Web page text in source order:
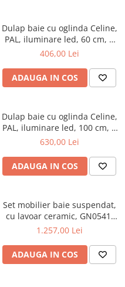
Dulap baie cu oglinda Celine,
PAL, iluminare led, 60 cm, 2
usi, 3 rafturi, soft close, alb
406,00 Lei
ADAUGA IN COS
Dulap baie cu oglinda Celine,
PAL, iluminare led, 100 cm, 3
usi, 3 rafturi, soft close, alb
630,00 Lei
ADAUGA IN COS
Set mobilier baie suspendat,
cu lavoar ceramic, GN0541,
front MDF, 60 cm, 2 sertare,
cu dulap GN0201,
dreptunghiulara, PAL,
1.257,00 Lei
ADAUGA IN COS